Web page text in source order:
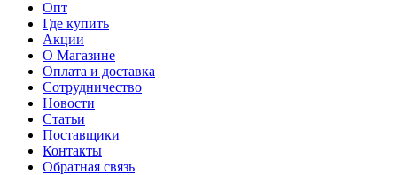
Опт
Где купить
Акции
О Магазине
Оплата и доставка
Сотрудничество
Новости
Статьи
Поставщики
Контакты
Обратная связь